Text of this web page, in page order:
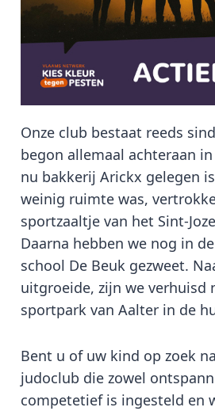
Onze club bestaat reeds
begon allemaal achteraan
nu bakkerij Arickx gelegen
weinig ruimte was,
sportzaaltje van het Sint-
Daarna hebben we nog in
school De Beuk gezweet.
uitgroeide, zijn we verhuisd
sportpark van Aalter in de
Bent u of uw kind op zoek
judoclub die zowel
competetief is ingesteld en